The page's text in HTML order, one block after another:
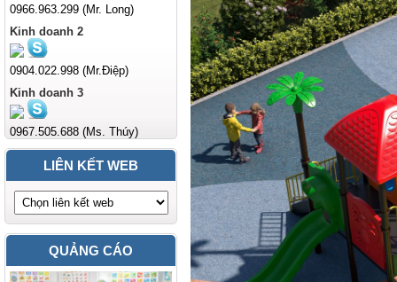
0966.963.299 (Mr. Long)
Kinh doanh 2
0904.022.998 (Mr.Điệp)
Kinh doanh 3
0967.505.688 (Ms. Thúy)
LIÊN KẾT WEB
QUẢNG CÁO